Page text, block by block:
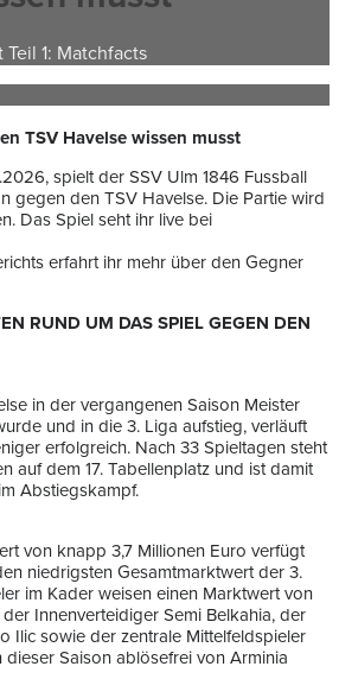
1: Matchfacts
spielt der SSV Ulm 1846 Fussball
gegen den TSV Havelse. Die Partie wird
Das Spiel seht ihr live bei
erfahrt ihr mehr über den Gegner
RUND UM DAS SPIEL GEGEN DEN
in der vergangenen Saison Meister
und in die 3. Liga aufstieg, verläuft
erfolgreich. Nach 33 Spieltagen steht
auf dem 17. Tabellenplatz und ist damit
Abstiegskampf.
von knapp 3,7 Millionen Euro verfügt
niedrigsten Gesamtmarktwert der 3.
im Kader weisen einen Marktwert von
Innenverteidiger Semi Belkahia, der
Ilic sowie der zentrale Mittelfeldspieler
dieser Saison ablösefrei von Arminia